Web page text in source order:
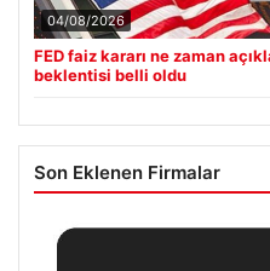
04/08/2026
FED faiz kararı ne zaman
beklentisi belli oldu
Son Eklenen Firmalar